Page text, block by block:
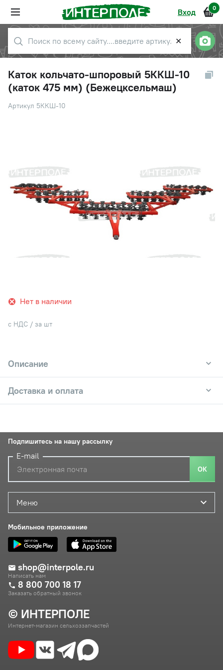
Вход 0
✕
Каток кольчато-шпоровый 5ККШ-10
(каток 475 мм) (Бежецксельмаш)
Артикул 5ККШ-10
Нет в наличии
с НДС / за шт
Описание
Доставка и оплата
© ИНТЕРПОЛЕ
Интернет-магазин сельхоззапчастей
Меню
Мобильное приложение
shop@interpole.ru
Написать нам
8 800 700 18 17
Заказать обратный звонок
Подпишитесь на нашу рассылку
E-mail
ОК